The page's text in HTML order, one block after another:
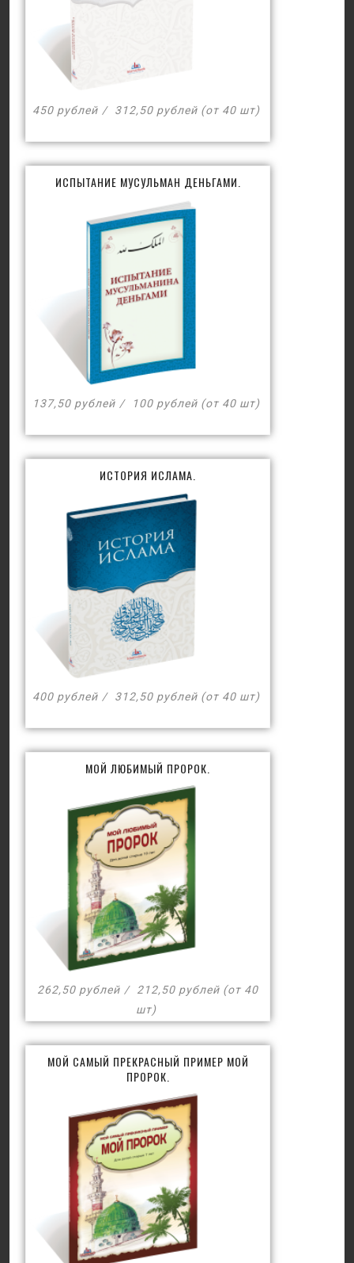
450 рублей 312,50 рублей (от 40 шт)
ИСПЫТАНИЕ МУСУЛЬМАН ДЕНЬГАМИ.
137,50 рублей 100 рублей (от 40 шт)
ИСТОРИЯ ИСЛАМА.
400 рублей 312,50 рублей (от 40 шт)
МОЙ ЛЮБИМЫЙ ПРОРОК.
262,50 рублей
212,50 рублей (от 40
шт)
МОЙ САМЫЙ ПРЕКРАСНЫЙ ПРИМЕР МОЙ
ПРОРОК.